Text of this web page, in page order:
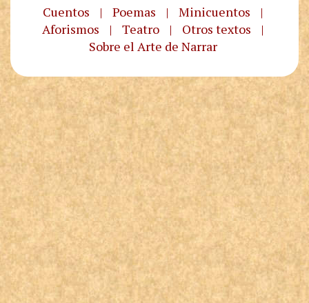
Cuentos | Poemas | Minicuentos
|
Aforismos
| Teatro | Otros textos
|
Sobre el Arte de Narrar